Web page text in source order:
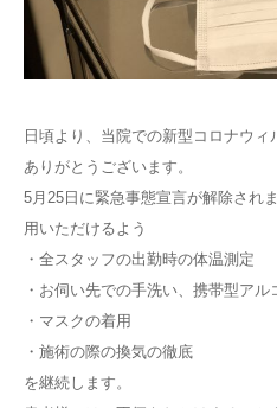
日頃より、当院での新型コロナウ
ありがとうございます。
5月25日に緊急事態宣言が解除され
用いただけるよう
・全スタッフの出勤時の体温測定
・お伺い先での手洗い、携帯型ア
・マスクの着用
・施術の際の換気の徹底
を継続します。